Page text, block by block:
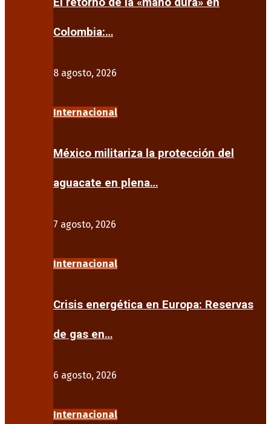
Colombia:…
8 agosto, 2026
Internacional
México militariza la protección del
aguacate en plena…
7 agosto, 2026
Internacional
Crisis energética en Europa: Reservas
de gas en…
6 agosto, 2026
Internacional